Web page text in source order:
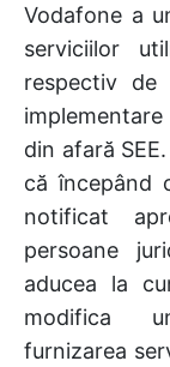
Vodafone a
serviciilor
respectiv
din afară
că începând
notificat
persoane
aducea la
modifica
furnizarea